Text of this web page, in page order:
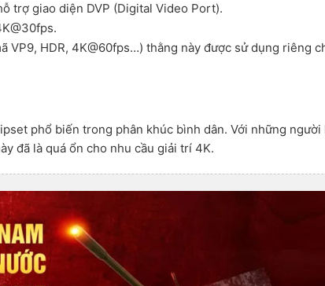
trợ giao diện DVP (Digital Video Port).
VP9, HDR, 4K@60fps…) thằng này được sử dụng riêng
phổ biến trong phân khúc bình dân. Với những người
đã là quá ổn cho nhu cầu giải trí 4K.